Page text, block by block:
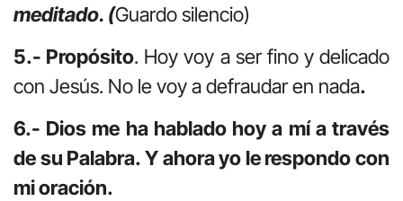
meditado. (Guardo silencio)
5.- Propósito. Hoy voy a ser fino y delicado
con Jesús. No le voy a defraudar en nada.
6.- Dios me ha hablado hoy a mí a través
de su Palabra. Y ahora yo le respondo con
mi oración.